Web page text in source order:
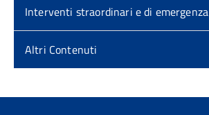
Interventi straordinari e di emergenza
Altri Contenuti